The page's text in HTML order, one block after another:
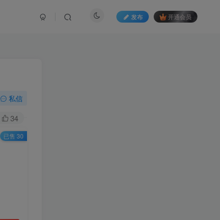
发布 开通会员
私信
34
已售 30